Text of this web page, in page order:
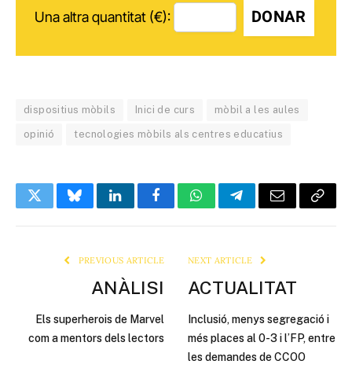
Una altra quantitat (€): DONAR
dispositius mòbils Inici de curs mòbil a les aules
opinió tecnologies mòbils als centres educatius
TwitterBlueskyLinkedInFacebookWhatsAppTelegramEmail Copy
PREVIOUS ARTICLE
ANÀLISI
Els superherois de Marvel
com a mentors dels lectors
NEXT ARTICLE
ACTUALITAT
Inclusió, menys segregació i
més places al 0-3 i l’FP, entre
les demandes de CCOO